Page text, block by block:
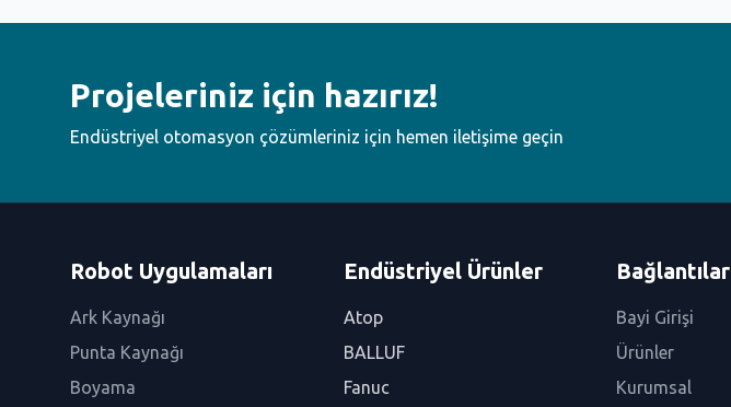
Projeleriniz için hazırız!
Endüstriyel otomasyon çözümleriniz için hemen iletişime geçin
Robot Uygulamaları
Ark Kaynağı
Punta Kaynağı
Boyama
Endüstriyel Ürünler
Atop
BALLUF
Fanuc
Bağlantılar
Bayi Girişi
Ürünler
Kurumsal